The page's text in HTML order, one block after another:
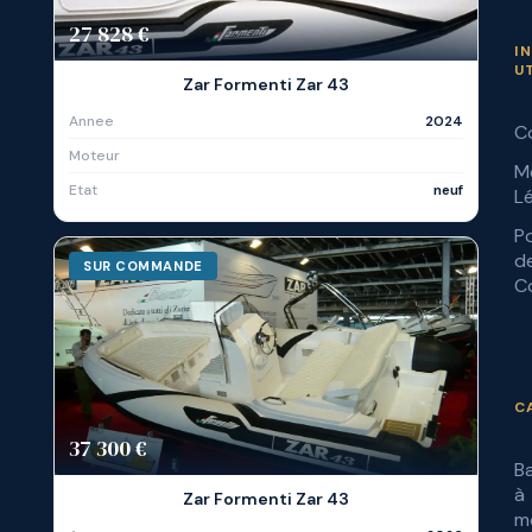
27 828 €
Zar Formenti Zar 43
Annee
2024
Moteur
Etat
neuf
SUR COMMANDE
37 300 €
Zar Formenti Zar 43
à